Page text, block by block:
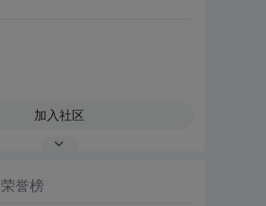
加入社区
荣誉榜